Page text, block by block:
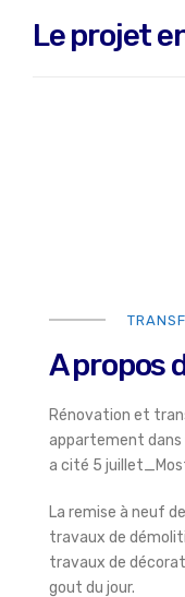
Le projet
A propos
Rénovation et
appartement dans
a cité 5
La remise à neuf
travaux de
travaux de
gout du jour.